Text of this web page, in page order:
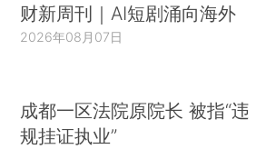
财新周刊｜AI短剧涌向海外
2026年08月07日
成都一区法院原院长 被指“违
规挂证执业”